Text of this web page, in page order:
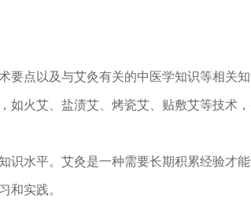
要点以及与艾灸有关的中医学知识等相关
火艾、盐渍艾、烤瓷艾、贴敷艾等技术
识水平。艾灸是一种需要长期积累经验才
和实践。